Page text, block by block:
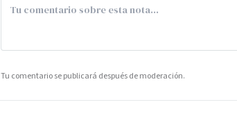
Tu comentario se publicará después de moderación.